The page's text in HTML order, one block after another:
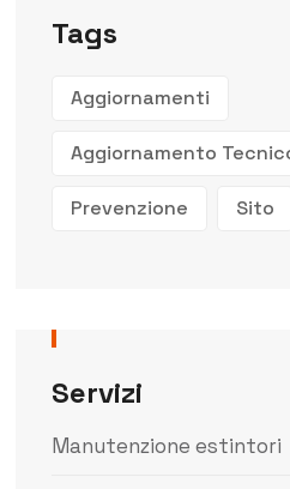
Tags
Aggiornamenti
Aggiornamento
Prevenzione Sito
Servizi
Manutenzione estintori